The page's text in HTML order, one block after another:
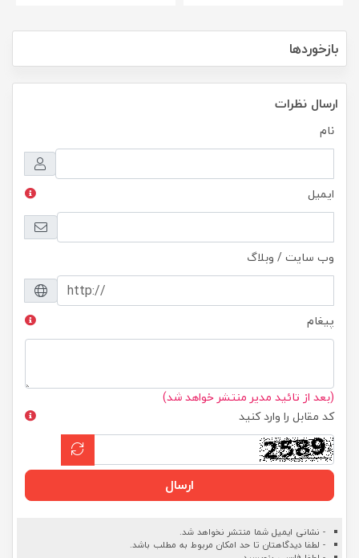
بازخوردها
ارسال نظرات
نام
ایمیل
وب سایت / وبلاگ
پیغام
(بعد از تائید مدیر منتشر خواهد شد)
کد مقابل را وارد کنید
ارسال
- نشانی ایمیل شما منتشر نخواهد شد.
- لطفا دیدگاهتان تا حد امکان مربوط به مطلب باشد.